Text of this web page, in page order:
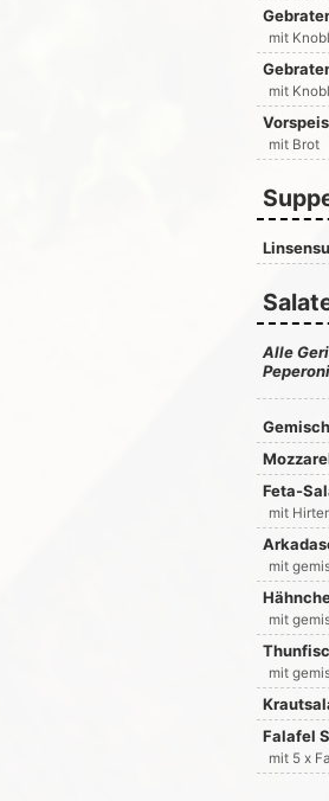
mit
mit
mit Brot
Alle
Feta-
mit
mit
mit
mit
Falafel
mit 5 x